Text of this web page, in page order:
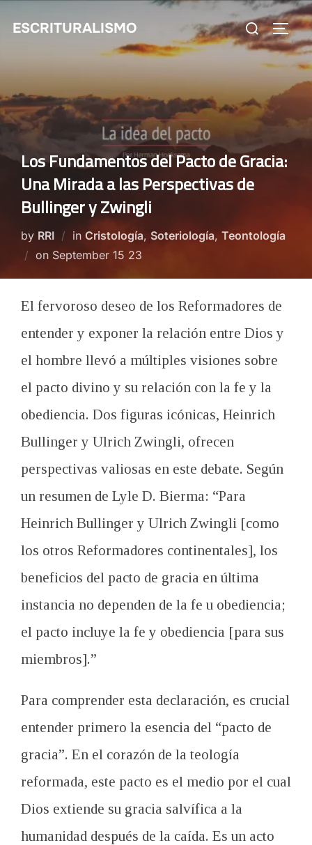
ESCRITURALISMO
Search
for:
Los Fundamentos del Pacto de Gracia:
Una Mirada a las Perspectivas de
Bullinger y Zwingli
by RRI in Cristología, Soteriología, Teontología
on Posted
September 15 23
El fervoroso deseo de los Reformadores de
entender y exponer la relación entre Dios y
el hombre llevó a múltiples visiones sobre
el pacto divino y su relación con la fe y la
obediencia. Dos figuras icónicas, Heinrich
Bullinger y Ulrich Zwingli, ofrecen
perspectivas valiosas en este debate. Según
un resumen de Lyle D. Bierma: “Para
Heinrich Bullinger y Ulrich Zwingli [como
los otros Reformadores continentales], los
beneficios del pacto de gracia en última
instancia no dependen de la fe u obediencia;
el pacto incluye la fe y obediencia [para sus
miembros].”
Para comprender esta declaración, es crucial
entender primero la esencia del “pacto de
gracia”. En el corazón de la teología
reformada, este pacto es el medio por el cual
Dios extiende su gracia salvífica a la
humanidad después de la caída. Es un acto